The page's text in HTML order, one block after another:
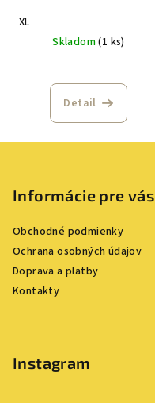
XL
Skladom(1 ks)
Detail
Informácie pre vás
Obchodné podmienky
Ochrana osobných údajov
Doprava a platby
Kontakty
Instagram